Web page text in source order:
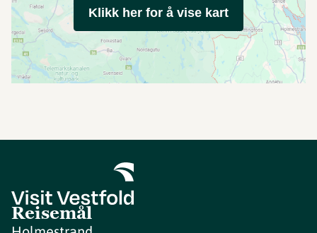
Klikk her for å vise kart
Reisemål